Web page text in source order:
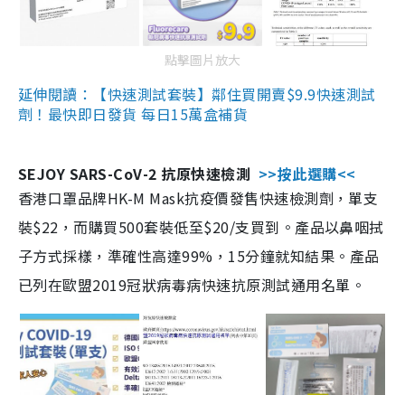
點擊圖片放大
延伸閱讀：【快速測試套裝】鄰住買開賣$9.9快速測試
劑！最快即日發貨 每日15萬盒補貨
SEJOY SARS-CoV-2 抗原快速檢測 >>按此選購<<
香港口罩品牌HK-M Mask抗疫價發售快速檢測劑，單支
裝$22，而購買500套裝低至$20/支買到。產品以鼻咽拭
子方式採樣，準確性高達99%，15分鐘就知結果。產品
已列在歐盟2019冠狀病毒病快速抗原測試通用名單。